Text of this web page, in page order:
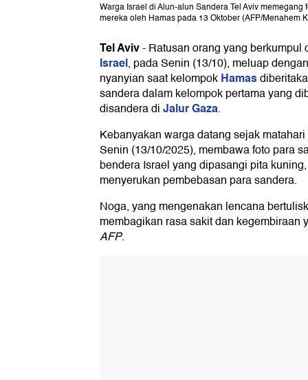
Warga Israel di Alun-alun Sandera Tel Aviv
mereka oleh Hamas pada 13 Oktober (AFP/Menahem
Tel Aviv-Ratusan orang yang berkumpul
Israel, pada Senin (13/10), meluap
nyanyian saat kelompokHamas
sandera dalam kelompok pertama yang
disandera diJalur Gaza.
Kebanyakan warga datang sejak
Senin (13/10/2025), membawa foto para
bendera Israel yang dipasangi pita
menyerukan pembebasan para sandera.
Noga, yang mengenakan lencana
membagikan rasa sakit dan kegembiraan
AFP.